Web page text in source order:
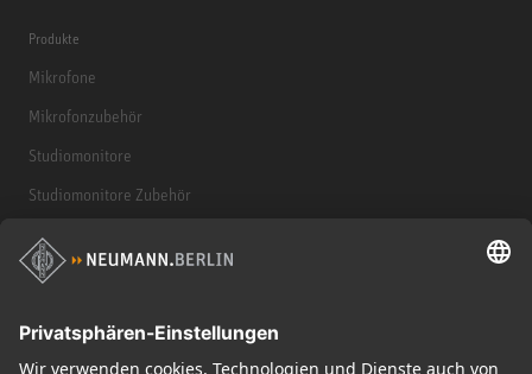
Produkte
Mikrofone
Mikrofonzubehör
Studiomonitore
Studiomonitore Zubehör
Kopfhörer
Historische Mikrofone